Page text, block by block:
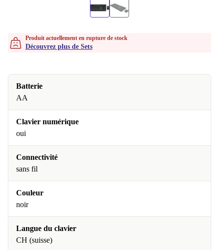
Produit actuellement en rupture de stock
Découvrez plus de Sets
Batterie
AA
Clavier numérique
oui
Connectivité
sans fil
Couleur
noir
Langue du clavier
CH (suisse)